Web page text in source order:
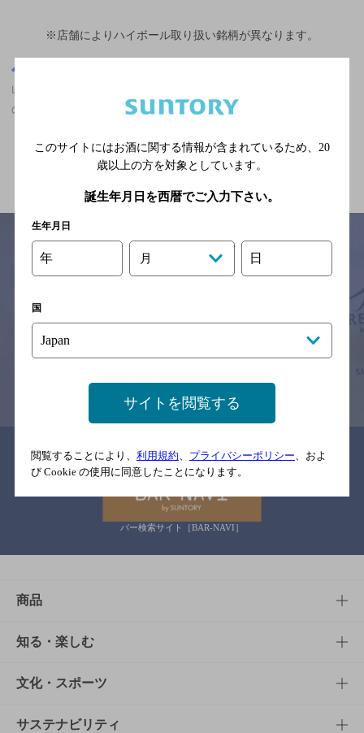
※店舗によりハイボール取り扱い銘柄が異なります。
山口県,日本料理,ザ・プレミアム・モルツが飲める,誕生日や記念日
のサービスあり,10,000円以上の神泡超達人店
関連ページ
※それぞれのお店のメニューや営業時間などの掲載情報については、
予告なしに変更されることがありますので、
念のためお店にご確認の上ご来店くださいますようお願い申し上げま
情報提供：ぐるなび
関連リンク
バー検索サイト［BAR-NAVI］
商品
商品TOP
商品一覧
商品発売情報
知る・楽しむ
知る・楽しむTOP
キャンペーン
文化・スポーツ
文化・スポーツTOP
サステナビリティ
このサイトにはお酒に関する情報が含まれているため、 20
歳以上の方を対象としています。
誕生年月日を西暦でご入力下さい。
生年月日
年 月 日
国
サイトを閲覧する
閲覧することにより、 利用規約、 プライバシーポリシー、およ
び Cookie の使用に同意したことになります。